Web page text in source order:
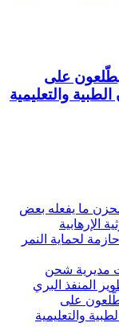
يطّلعون على
والتعليمية
ما يفعله بعض
الإرهابية
لحماية النمر
مديرية شحن
المنفذ البري
على
والتعليمية